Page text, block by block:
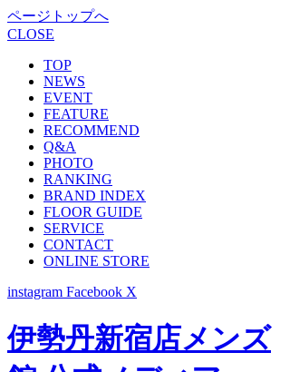
ページトップへ
CLOSE
TOP
NEWS
EVENT
FEATURE
RECOMMEND
Q&A
PHOTO
RANKING
BRAND INDEX
FLOOR GUIDE
SERVICE
CONTACT
ONLINE STORE
instagram Facebook X
伊勢丹新宿店メンズ